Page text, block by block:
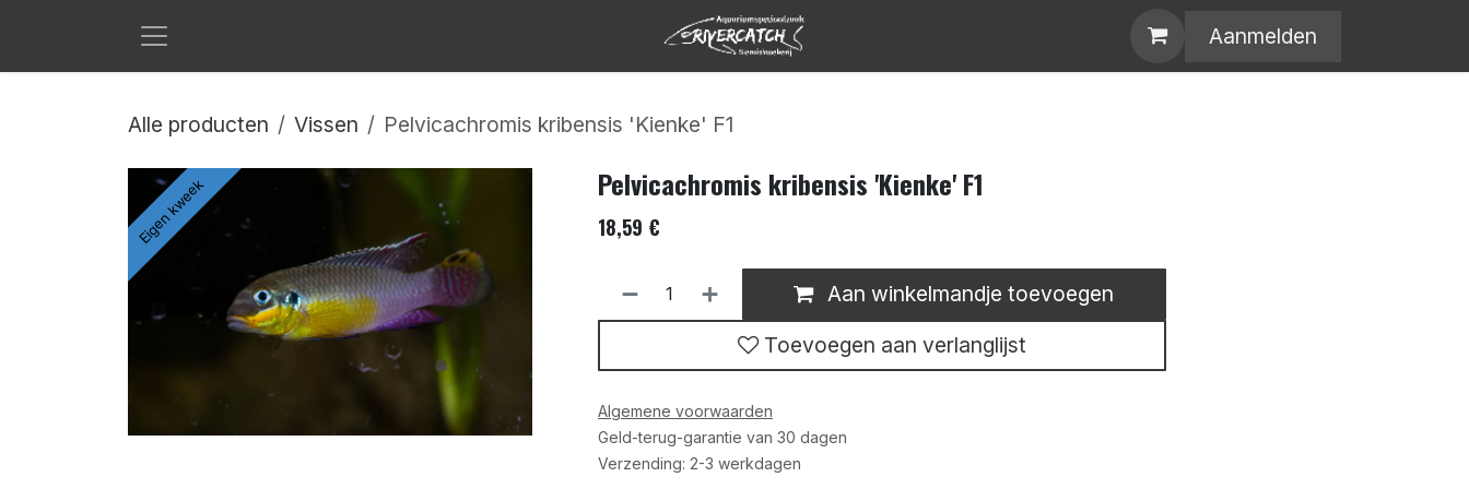
Aanmelden
Alle producten Vissen Pelvicachromis kribensis 'Kienke' F1
Eigen kweek Pelvicachromis kribensis 'Kienke' F1
18,59 €
Aan winkelmandje toevoegen
Toevoegen aan verlanglijst
Algemene voorwaarden
Geld-terug-garantie van 30 dagen
Verzending: 2-3 werkdagen